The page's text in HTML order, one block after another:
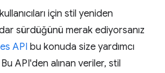
için stil yeniden
sürdüğünü merak ediyorsanız
API bu konuda size yardımcı
API'den alınan veriler, stil